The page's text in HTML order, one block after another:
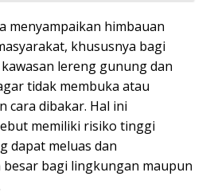
menyampaikan himbauan
khususnya bagi
lereng gunung dan
tidak membuka atau
cara dibakar. Hal ini
memiliki risiko tinggi
dapat meluas dan
bagi lingkungan maupun